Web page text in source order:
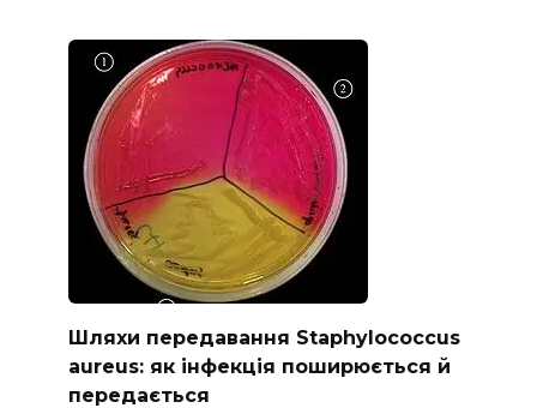
Шляхи передавання Staphylococcus
aureus: як інфекція поширюється й
передається